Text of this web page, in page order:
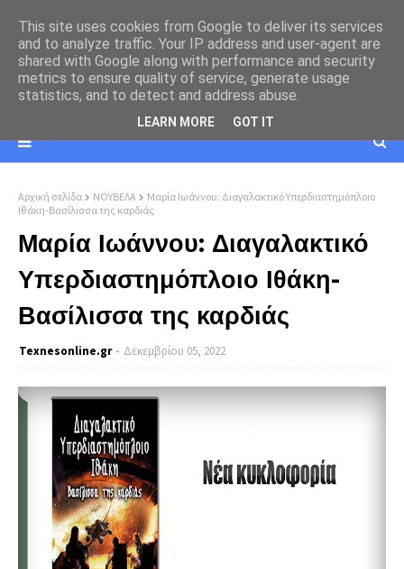
Αρχική σελίδα ΝΟΥΒΕΛΑ
Μαρία Ιωάννου: Διαγαλακτικό Υπερδιαστημόπλοιο
Ιθάκη-Βασίλισσα της καρδιάς
Μαρία Ιωάννου: Διαγαλακτικό
Υπερδιαστημόπλοιο Ιθάκη-
Βασίλισσα της καρδιάς
Texnesοnline.gr Δεκεμβρίου 05, 2022
This site uses cookies from Google to deliver its services
and to analyze traffic. Your IP address and user-agent are
shared with Google along with performance and security
metrics to ensure quality of service, generate usage
statistics, and to detect and address abuse.
LEARN MORE GOT IT